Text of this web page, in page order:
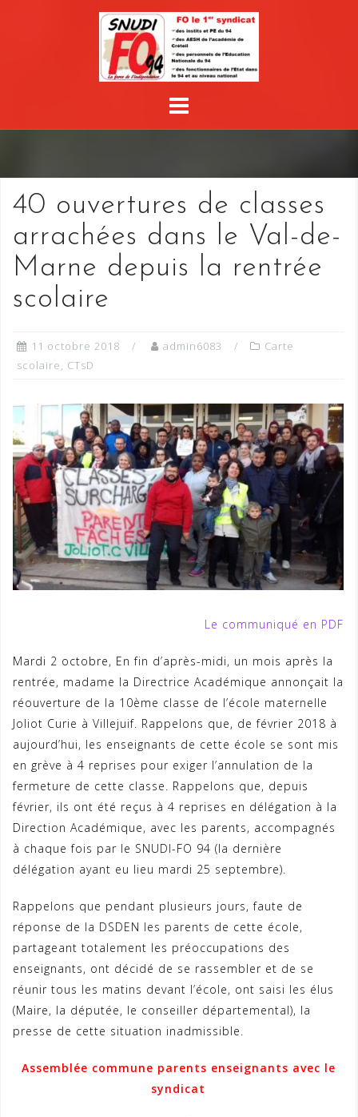
40 ouvertures de classes
arrachées dans le Val-de-
Marne depuis la rentrée
scolaire
11 octobre 2018 admin6083
Carte
scolaire, CTsD
Le communiqué en PDF
Mardi 2 octobre, En fin d’après-midi, un mois après la
rentrée, madame la Directrice Académique annonçait la
réouverture de la 10ème classe de l’école maternelle
Joliot Curie à Villejuif. Rappelons que, de février 2018 à
aujourd’hui, les enseignants de cette école se sont mis
en grève à 4 reprises pour exiger l’annulation de la
fermeture de cette classe. Rappelons que, depuis
février, ils ont été reçus à 4 reprises en délégation à la
Direction Académique, avec les parents, accompagnés
à chaque fois par le SNUDI-FO 94 (la dernière
délégation ayant eu lieu mardi 25 septembre).
Rappelons que pendant plusieurs jours, faute de
réponse de la DSDEN les parents de cette école,
partageant totalement les préoccupations des
enseignants, ont décidé de se rassembler et de se
réunir tous les matins devant l’école, ont saisi les élus
(Maire, la députée, le conseiller départemental), la
presse de cette situation inadmissible.
Assemblée commune parents enseignants avec le
syndicat